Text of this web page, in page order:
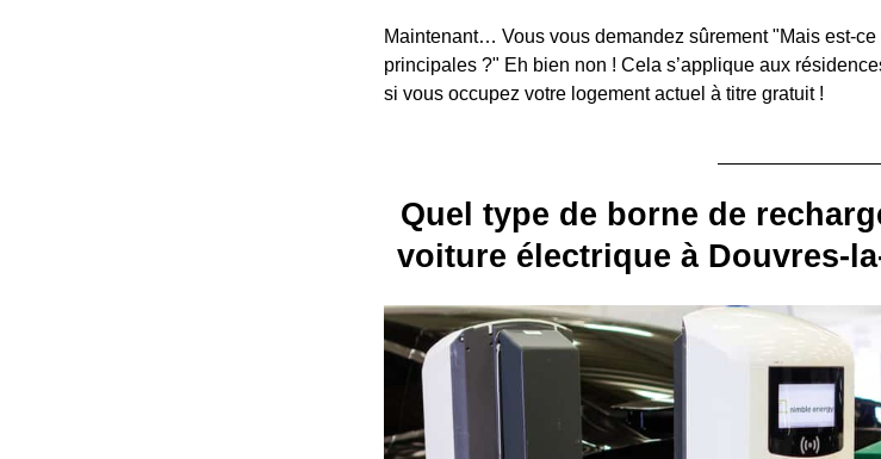
Maintenant… Vous vous demandez sûrement "Mais est-ce
principales ?" Eh bien non ! Cela s’applique aux
si vous occupez votre logement actuel à titre gratuit !
Quel type de borne de
voiture électrique à Douvres-